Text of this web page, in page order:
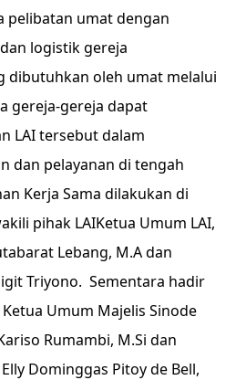
pelibatan umat dengan
logistik gereja
dibutuhkan oleh umat melalui
gereja-gereja dapat
LAI tersebut dalam
dan pelayanan di tengah
Kerja Sama dilakukan di
pihak LAIKetua Umum LAI,
Lebang, M.A dan
Triyono. Sementara hadir
Umum Majelis Sinode
Rumambi, M.Si dan
Dominggas Pitoy de Bell,